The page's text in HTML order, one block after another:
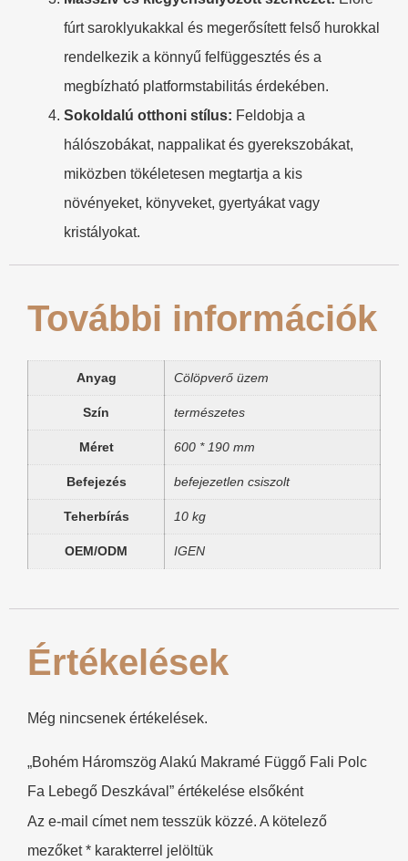
fúrt saroklyukakkal és megerősített felső hurokkal
rendelkezik a könnyű felfüggesztés és a
megbízható platformstabilitás érdekében.
Sokoldalú otthoni stílus: Feldobja a
hálószobákat, nappalikat és gyerekszobákat,
miközben tökéletesen megtartja a kis
növényeket, könyveket, gyertyákat vagy
kristályokat.
További információk
Anyag Cölöpverő üzem
Szín természetes
Méret 600 * 190 mm
Befejezés befejezetlen csiszolt
Teherbírás 10 kg
OEM/ODM IGEN
Értékelések
Még nincsenek értékelések.
„Bohém Háromszög Alakú Makramé Függő Fali Polc
Fa Lebegő Deszkával” értékelése elsőként
Az e-mail címet nem tesszük közzé. A kötelező
mezőket* karakterrel jelöltük